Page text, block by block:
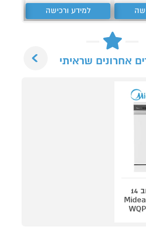
למידע ורכישה
אחרונים שראיתי
מדיח כלים רחב 14
מערכות כלים Midea